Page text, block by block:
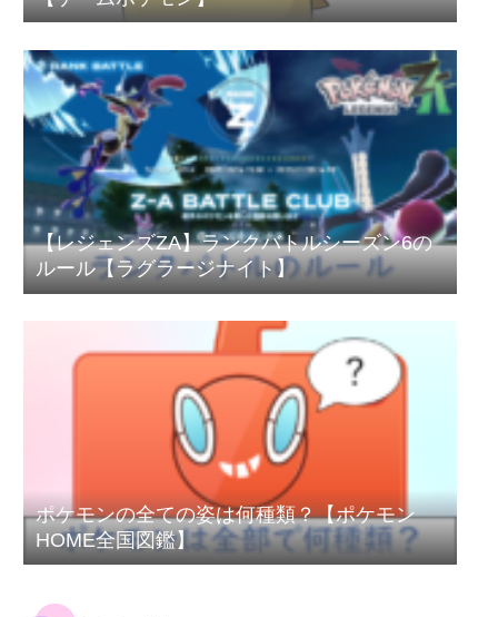
【レジェンズZA】ランクバトルシーズン6の
ルール【ラグラージナイト】
ポケモンの全ての姿は何種類？【ポケモン
HOME全国図鑑】